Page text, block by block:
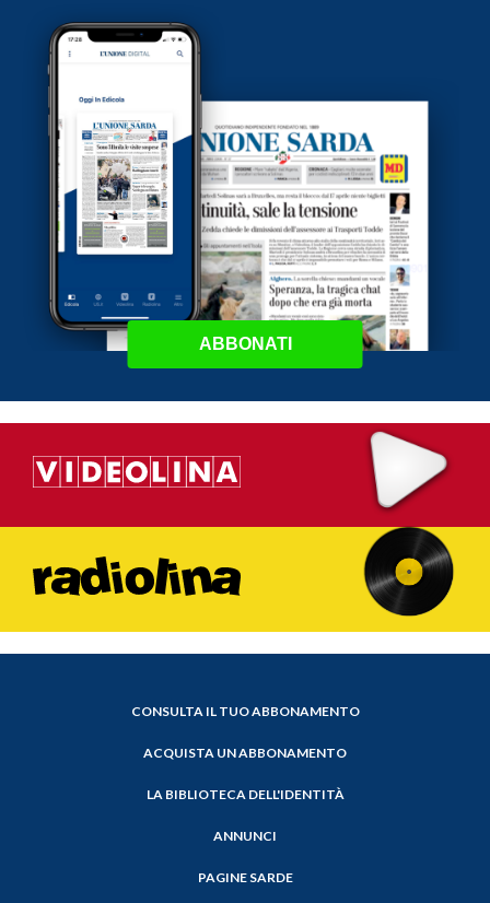
ABBONATI
CONSULTA IL TUO ABBONAMENTO
ACQUISTA UN ABBONAMENTO
LA BIBLIOTECA DELL'IDENTITÀ
ANNUNCI
PAGINE SARDE